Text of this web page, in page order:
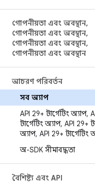
গোপনীয়তা এবং অবস্থান,
গোপনীয়তা এবং অবস্থান,
গোপনীয়তা এবং অবস্থান,
গোপনীয়তা এবং অবস্থান
আচরণ পরিবর্তন
সব অ্যাপ
API 29+ টার্গেটিং অ্যাপ,
টার্গেটিং অ্যাপ, API 29+
অ্যাপ, API 29+ টার্গেটিং
অ-SDK সীমাবদ্ধতা
বৈশিষ্ট্য এবং API